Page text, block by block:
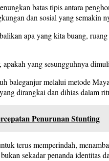
batas tipis antara
dan sosial yang semakin
apa yang kita buang,
yang sesungguhnya
baleganjur melalui metode
dirangkai dan dihias dalam
Penurunan Stunting
terus memperindah,
sekadar penanda